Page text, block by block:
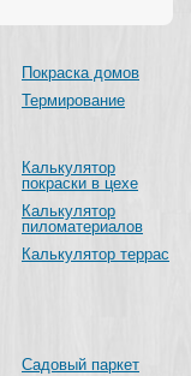
Садовый паркет
Покраска домов
Термирование
Калькулятор
покраски в цехе
Калькулятор
пиломатериалов
Калькулятор террас